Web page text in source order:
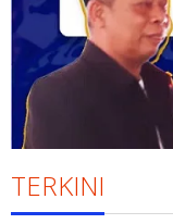
TERKINI